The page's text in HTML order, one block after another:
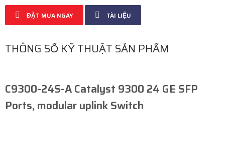
ĐẶT MUA NGAY TÀI LIỆU
THÔNG SỐ KỸ THUẬT SẢN PHẨM
C9300-24S-A ​Catalyst 9300 24 GE SFP
Ports, modular uplink Switch